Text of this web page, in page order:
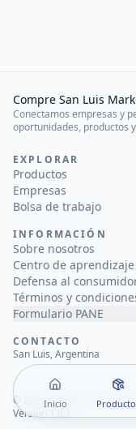
Inicio
Compre San Luis
Conectamos empresas y
oportunidades, productos
EXPLORAR
Productos
Empresas
Bolsa de trabajo
INFORMACIÓN
Sobre nosotros
Centro de aprendizaje
Defensa al
Términos y
Formulario PANE
CONTACTO
San Luis, Argentina
© 2026Compre San Luis
Versión 1.0.1